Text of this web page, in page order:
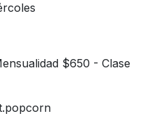
$650 - Clase